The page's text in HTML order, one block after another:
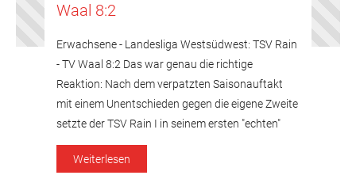
Waal 8:2
Erwachsene - Landesliga Westsüdwest: TSV Rain
- TV Waal 8:2 Das war genau die richtige
Reaktion: Nach dem verpatzten Saisonauftakt
mit einem Unentschieden gegen die eigene Zweite
setzte der TSV Rain I in seinem ersten "echten"
Heimspiel gegen den TV Waal ein wichtiges
Zeichen und gewann die Partie souverän mit 8:2.
Weiterlesen